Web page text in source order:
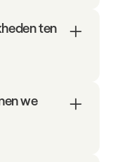
ten
we